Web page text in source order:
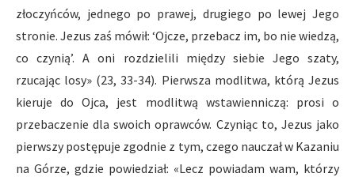
złoczyńców, jednego po prawej, drugiego po lewej Jego
stronie. Jezus zaś mówił: ‘Ojcze, przebacz im, bo nie wiedzą,
co czynią’. A oni rozdzielili między siebie Jego szaty,
rzucając losy» (23, 33-34). Pierwsza modlitwa, którą Jezus
kieruje do Ojca, jest modlitwą wstawienniczą: prosi o
przebaczenie dla swoich oprawców. Czyniąc to, Jezus jako
pierwszy postępuje zgodnie z tym, czego nauczał w Kazaniu
na Górze, gdzie powiedział: «Lecz powiadam wam, którzy